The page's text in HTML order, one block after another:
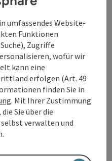
Ausblicken umgeben.
Weixlbaumer
umfassendes Website-
Funktionen
Zugriffe
wofür wir
kann eine
erfolgen (Art. 49
finden Sie in
. Mit Ihrer Zustimmung
Sie über die
verwalten und